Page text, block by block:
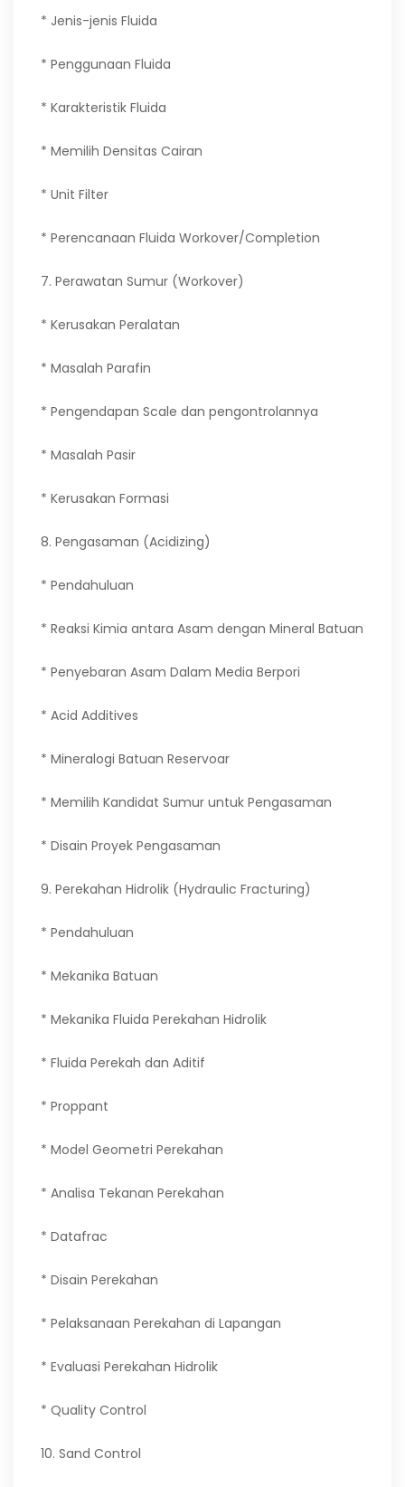
* Jenis-jenis Fluida
* Penggunaan Fluida
* Karakteristik Fluida
* Memilih Densitas Cairan
* Unit Filter
* Perencanaan Fluida Workover/Completion
7. Perawatan Sumur (Workover)
* Kerusakan Peralatan
* Masalah Parafin
* Pengendapan Scale dan pengontrolannya
* Masalah Pasir
* Kerusakan Formasi
8. Pengasaman (Acidizing)
* Pendahuluan
* Reaksi Kimia antara Asam dengan Mineral Batuan
* Penyebaran Asam Dalam Media Berpori
* Acid Additives
* Mineralogi Batuan Reservoar
* Memilih Kandidat Sumur untuk Pengasaman
* Disain Proyek Pengasaman
9. Perekahan Hidrolik (Hydraulic Fracturing)
* Pendahuluan
* Mekanika Batuan
* Mekanika Fluida Perekahan Hidrolik
* Fluida Perekah dan Aditif
* Proppant
* Model Geometri Perekahan
* Analisa Tekanan Perekahan
* Datafrac
* Disain Perekahan
* Pelaksanaan Perekahan di Lapangan
* Evaluasi Perekahan Hidrolik
* Quality Control
10. Sand Control